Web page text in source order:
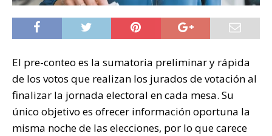
El pre-conteo es la sumatoria preliminar y rápida
de los votos que realizan los jurados de votación al
finalizar la jornada electoral en cada mesa. Su
único objetivo es ofrecer información oportuna la
misma noche de las elecciones, por lo que carece